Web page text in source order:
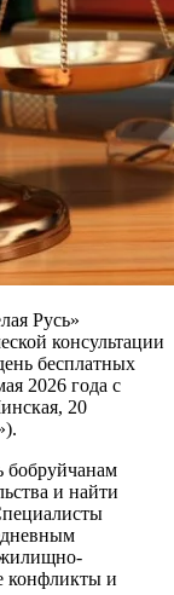
Русь»
консультации
бесплатных
2026 года с
20
бобруйчанам
и найти
жилищно-
конфликты и